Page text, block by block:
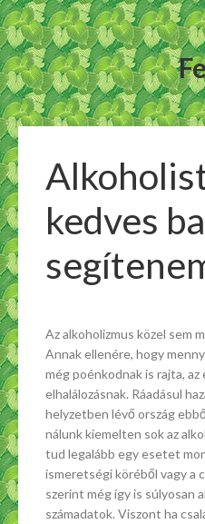
kedves
Az alkoholizmus közel sem
Annak ellenére, hogy
még poénkodnak is rajta,
elhalálozásnak. Ráadásul
helyzetben lévő ország
nálunk kiemelten sok az
tud legalább egy esetet
ismeretségi köréből vagy a
szerint még így is súlyosan
számadatok. Viszont ha